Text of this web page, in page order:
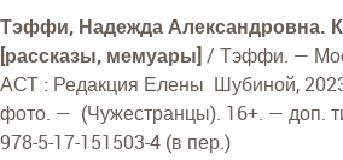
Тэффи, Надежда Александровна.
[рассказы, мемуары] / Тэффи. —
АСТ : Редакция Елены Шубиной,
фото. — (Чужестранцы). 16+. — доп.
978-5-17-151503-4 (в пер.)